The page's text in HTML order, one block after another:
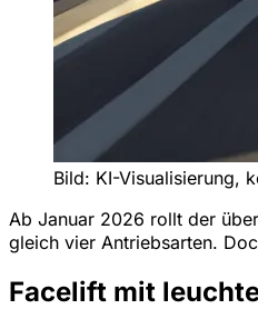
Bild: KI-Visualisierung,
Ab Januar 2026 rollt der
gleich vier Antriebsarten.
Facelift mit